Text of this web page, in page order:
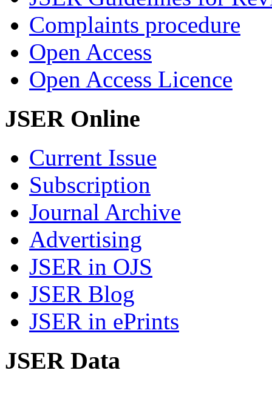
Complaints procedure
Open Access
Open Access Licence
JSER Online
Current Issue
Subscription
Journal Archive
Advertising
JSER in OJS
JSER Blog
JSER in ePrints
JSER Data